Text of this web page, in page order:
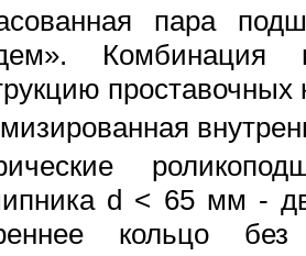
пара
проставочных
d < 65 мм -
кольцо